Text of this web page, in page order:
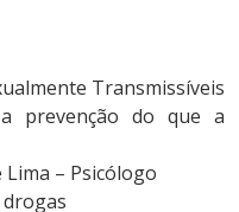
Transmissíveis
prevenção do que a
– Psicólogo